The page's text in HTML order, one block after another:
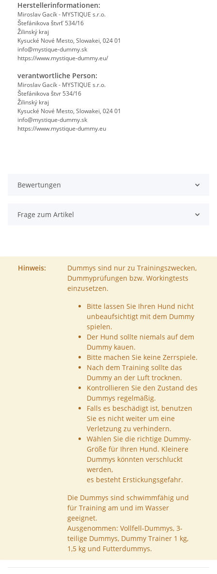
Herstellerinformationen:
Miroslav Gacík - MYSTIQUE s.r.o.
Štefánikova štvrť 534/16
Žilinský kraj
Kysucké Nové Mesto, Slowakei, 024 01
info@mystique-dummy.sk
https://www.mystique-dummy.eu/
verantwortliche Person:
Miroslav Gacík - MYSTIQUE s.r.o.
Štefánikova štvr 534/16
Žilinský kraj
Kysucké Nové Mesto, Slowakei, 024 01
info@mystique-dummy.sk
https://www.mystique-dummy.eu
Bewertungen
Frage zum Artikel
Hinweis:
Dummys sind nur zu Trainingszwecken,
Dummyprüfungen bzw. Workingtests
einzusetzen.
Bitte lassen Sie Ihren Hund nicht
unbeaufsichtigt mit dem Dummy
spielen.
Der Hund sollte niemals auf dem
Dummy kauen.
Bitte machen Sie keine Zerrspiele.
Nach dem Training sollte das
Dummy an der Luft trocknen.
Kontrollieren Sie den Zustand des
Dummys regelmäßig.
Falls es beschädigt ist, benutzen
Sie es nicht weiter um eine
Verletzung zu verhindern.
Wählen Sie die richtige Dummy-
Größe für Ihren Hund. Kleinere
Dummys könnten verschluckt
werden,
es besteht Erstickungsgefahr.
Die Dummys sind schwimmfähig und
für Training am und im Wasser
geeignet.
Ausgenommen: Vollfell-Dummys, 3-
teilige Dummys, Dummy Trainer 1 kg,
1,5 kg und Futterdummys.